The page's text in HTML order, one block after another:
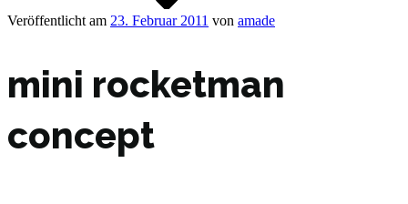
Veröffentlicht am 23. Februar 2011 von amade
mini rocketman
concept